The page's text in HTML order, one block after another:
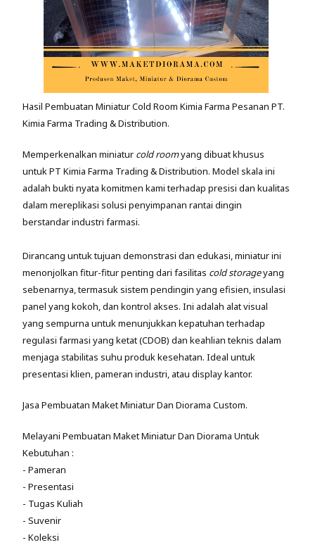
Hasil Pembuatan Miniatur Cold Room Kimia Farma Pesanan PT.
Kimia Farma Trading & Distribution.
Memperkenalkan miniatur cold roomyang dibuat khusus
untuk PT Kimia Farma Trading & Distribution. Model skala ini
adalah bukti nyata komitmen kami terhadap presisi dan kualitas
dalam mereplikasi solusi penyimpanan rantai dingin
berstandar industri farmasi.
Dirancang untuk tujuan demonstrasi dan edukasi, miniatur ini
menonjolkan fitur-fitur penting dari fasilitas cold storageyang
sebenarnya, termasuk sistem pendingin yang efisien, insulasi
panel yang kokoh, dan kontrol akses. Ini adalah alat visual
yang sempurna untuk menunjukkan kepatuhan terhadap
regulasi farmasi yang ketat (CDOB) dan keahlian teknis dalam
menjaga stabilitas suhu produk kesehatan. Ideal untuk
presentasi klien, pameran industri, atau display kantor.
Jasa Pembuatan Maket Miniatur Dan Diorama Custom.
Melayani Pembuatan Maket Miniatur Dan Diorama Untuk
Kebutuhan :
- Pameran
- Presentasi
- Tugas Kuliah
- Suvenir
- Koleksi